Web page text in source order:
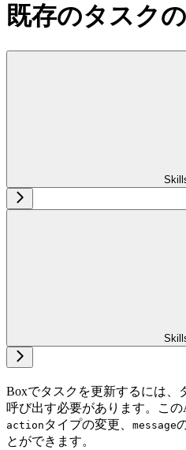
既存のタスク
Boxでタスクを更新するには、
呼び出す必要があります。こ
action タイプの変更、 message
とができます。